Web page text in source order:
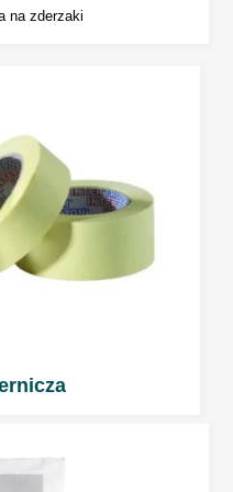
do pomalowania 7 ÷
o grubości 15 μm.
podkłady akrylowe.
na zderzaki